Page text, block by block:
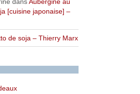
dansAubergine au
[cuisine japonaise] –
de soja – Thierry Marx